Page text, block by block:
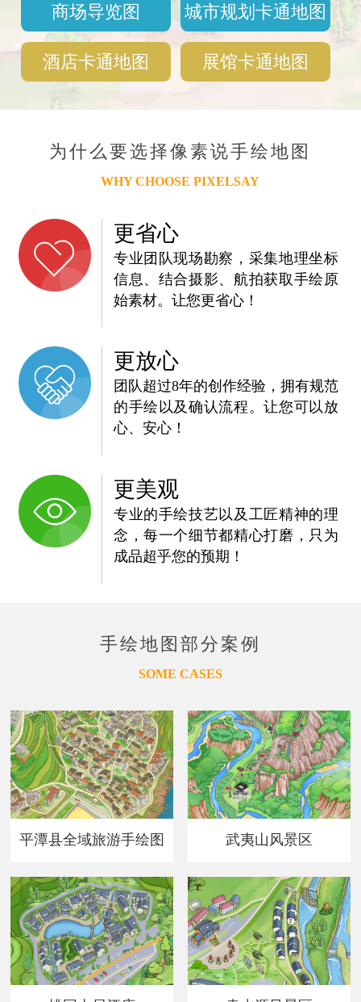
商场导览图 城市规划卡通地图
酒店卡通地图 展馆卡通地图
为什么要选择像素说手绘地图
WHY CHOOSE PIXELSAY
更省心
专业团队现场勘察，采集地理坐标
信息、结合摄影、航拍获取手绘原
始素材。让您更省心！
更放心
团队超过8年的创作经验，拥有规范
的手绘以及确认流程。让您可以放
心、安心！
更美观
专业的手绘技艺以及工匠精神的理
念，每一个细节都精心打磨，只为
成品超乎您的预期！
手绘地图部分案例
SOME CASES
平潭县全域旅游手绘图 武夷山风景区